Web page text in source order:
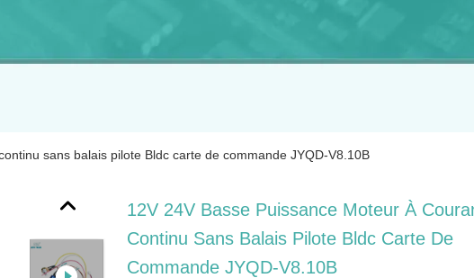
sans balais pilote Bldc carte de commande JYQD-V8.10B
12V 24V Basse Puissance Moteur À
Continu Sans Balais Pilote Bldc Carte De
Commande JYQD-V8.10B